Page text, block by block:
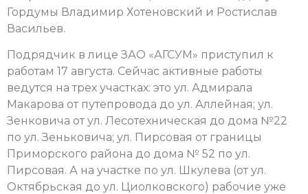
Гордумы Владимир Хотеновский и Ростислав
Васильев.
Подрядчик в лице ЗАО «АГСУМ» приступил к
работам 17 августа. Сейчас активные работы
ведутся на трех участках: это ул. Адмирала
Макарова от путепровода до ул. Аллейная; ул.
Зенковича от ул. Лесотехническая до дома №22
по ул. Зеньковича; ул. Пирсовая от границы
Приморского района до дома № 52 по ул.
Пирсовая. А на участке по ул. Шкулева (от ул.
Октябрьская до ул. Циолковского) рабочие уже